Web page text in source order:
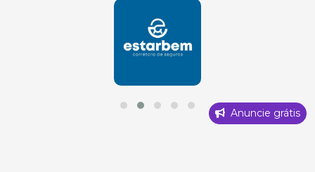
Anuncie grátis